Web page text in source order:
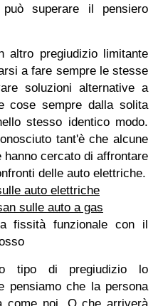
superare il pensiero
altro pregiudizio limitante
a fare sempre le stesse
soluzioni alternative a
cose sempre dalla solita
stesso identico modo.
tant'è che alcune
cercato di affrontare
delle auto elettriche.
auto elettriche
sulle auto a gas
fissità funzionale con il
tipo di pregiudizio lo
pensiamo che la persona